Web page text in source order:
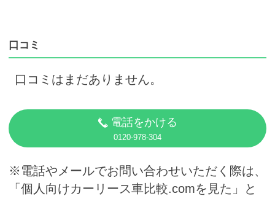
口コミ
口コミはまだありません。
電話をかける
0120-978-304
※電話やメールでお問い合わせいただく際は、
「個人向けカーリース車比較.comを見た」と